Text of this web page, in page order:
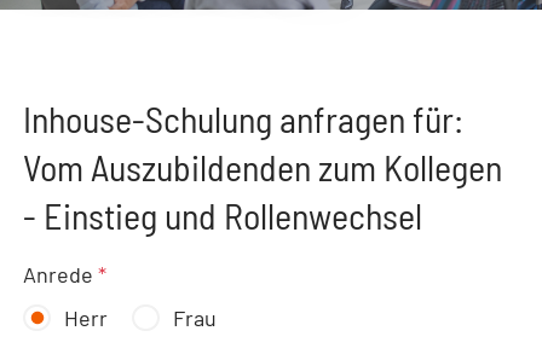
Inhouse-Schulung anfragen für:
Vom Auszubildenden zum Kollegen
- Einstieg und Rollenwechsel
Anrede*
Herr
Frau